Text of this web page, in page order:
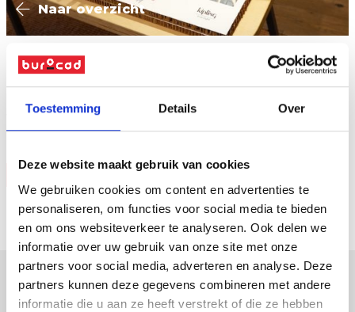
Toestemming Details Over
Deze website maakt gebruik van cookies
We gebruiken cookies om content en advertenties te
personaliseren, om functies voor social media te bieden
en om ons websiteverkeer te analyseren. Ook delen we
informatie over uw gebruik van onze site met onze
partners voor social media, adverteren en analyse. Deze
partners kunnen deze gegevens combineren met andere
informatie die u aan ze heeft verstrekt of die ze hebben
Naar overzicht
www.frankagterberg.com